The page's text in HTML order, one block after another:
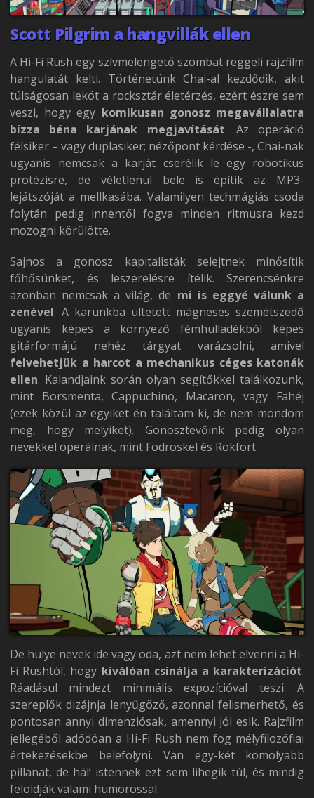
Scott Pilgrim a hangvillák ellen
A Hi-Fi Rush egy szívmelengető szombat reggeli rajzfilm
hangulatát kelti. Történetünk Chai-al kezdődik, akit
túlságosan leköt a rocksztár életérzés, ezért észre sem
veszi, hogy egy komikusan gonosz megavállalatra
bízza béna karjának megjavítását. Az operáció
félsiker – vagy duplasiker; nézőpont kérdése -, Chai-nak
ugyanis nemcsak a karját cserélik le egy robotikus
protézisre, de véletlenül bele is építik az MP3-
lejátszóját a mellkasába. Valamilyen techmágiás csoda
folytán pedig innentől fogva minden ritmusra kezd
mozogni körülötte.
Sajnos a gonosz kapitalisták selejtnek minősítik
főhősünket, és leszerelésre ítélik. Szerencsénkre
azonban nemcsak a világ, de mi is eggyé válunk a
zenével. A karunkba ültetett mágneses szemétszedő
ugyanis képes a környező fémhulladékból képes
gitárformájú nehéz tárgyat varázsolni, amivel
felvehetjük a harcot a mechanikus céges katonák
ellen. Kalandjaink során olyan segítőkkel találkozunk,
mint Borsmenta, Cappuchino, Macaron, vagy Fahéj
(ezek közül az egyiket én találtam ki, de nem mondom
meg, hogy melyiket). Gonosztevőink pedig olyan
nevekkel operálnak, mint Fodroskel és Rokfort.
De hülye nevek ide vagy oda, azt nem lehet elvenni a Hi-
Fi Rushtól, hogy kiválóan csinálja a karakterizációt.
Ráadásul mindezt minimális expozícióval teszi. A
szereplők dizájnja lenyűgöző, azonnal felismerhető, és
pontosan annyi dimenziósak, amennyi jól esik. Rajzfilm
jellegéből adódóan a Hi-Fi Rush nem fog mélyfilozófiai
értekezésekbe belefolyni. Van egy-két komolyabb
pillanat, de hál’ istennek ezt sem lihegik túl, és mindig
feloldják valami humorossal.